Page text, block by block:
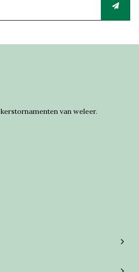
van weleer.